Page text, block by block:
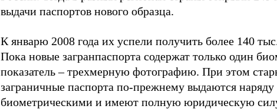
выдачи паспортов нового образца.
К январю 2008 года их успели получить более 140
Пока новые загранпаспорта содержат только один
показатель – трехмерную фотографию. При этом
заграничные паспорта по-прежнему выдаются
биометрическими и имеют полную юридическую